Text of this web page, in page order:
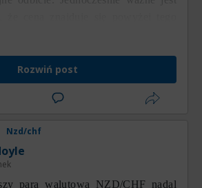
Rozwiń post
Nzd/chf
para walutowa NZD/CHF nadal